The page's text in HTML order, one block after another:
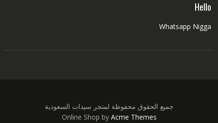
Hello
Whatsapp Nigga
جميع الحقوق محفوظة لمتجر سيدات السعودية
Online Shop by Acme Themes